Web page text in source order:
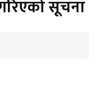
गरिएको सूचना